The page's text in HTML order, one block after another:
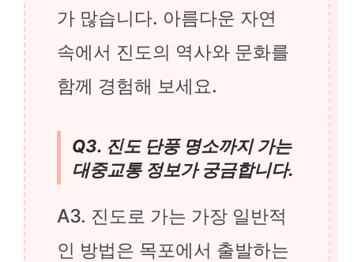
가 많습니다. 아름다운 자연
속에서 진도의 역사와 문화를
함께 경험해 보세요.
Q3. 진도 단풍 명소까지 가는
대중교통 정보가 궁금합니다.
A3. 진도로 가는 가장 일반적
인 방법은 목포에서 출발하는